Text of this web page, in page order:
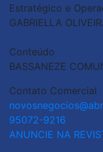
Estratégico e
GABRIELLA
Conteúdo
BASSANEZE
Contato Comercial
95072-9216
ANUNCIE NA